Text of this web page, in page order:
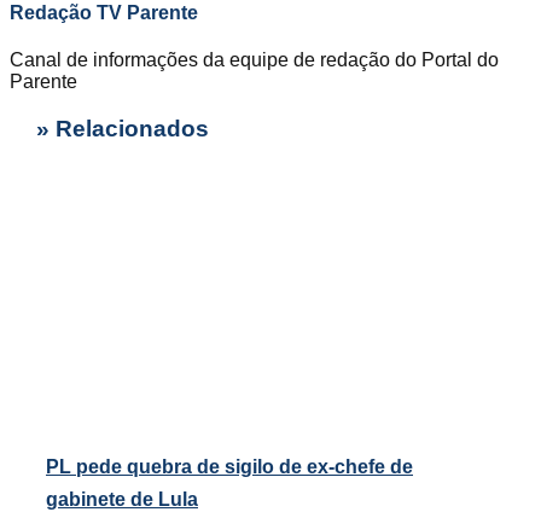
Redação TV Parente
Canal de informações da equipe de redação do Portal do
Parente
» Relacionados
PL pede quebra de sigilo de ex-chefe de
gabinete de Lula